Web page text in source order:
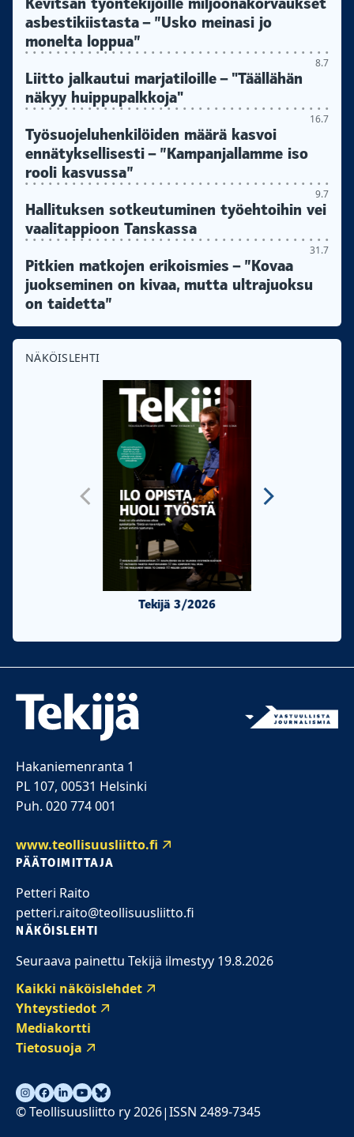
asbestikiistasta – ”Usko meinasi jo
monelta loppua”
8.7
Liitto jalkautui marjatiloille – "Täällähän
näkyy huippupalkkoja"
16.7
Työsuojeluhenkilöiden määrä kasvoi
ennätyksellisesti – ”Kampanjallamme iso
rooli kasvussa”
9.7
Hallituksen sotkeutuminen työehtoihin vei
vaalitappioon Tanskassa
31.7
Pitkien matkojen erikoismies – ”Kovaa
juokseminen on kivaa, mutta ultrajuoksu
on taidetta”
NÄKÖISLEHTI
Tekijä 3/2026
Hakaniemenranta 1
PL 107, 00531 Helsinki
Puh. 020 774 001
www.teollisuusliitto.fi
PÄÄTOIMITTAJA
Petteri Raito
petteri.raito@teollisuusliitto.fi
NÄKÖISLEHTI
Seuraava painettu Tekijä ilmestyy 19.8.2026
Kaikki näköislehdet
Yhteystiedot
Mediakortti
Tietosuoja
© Teollisuusliitto ry 2026|ISSN 2489-7345